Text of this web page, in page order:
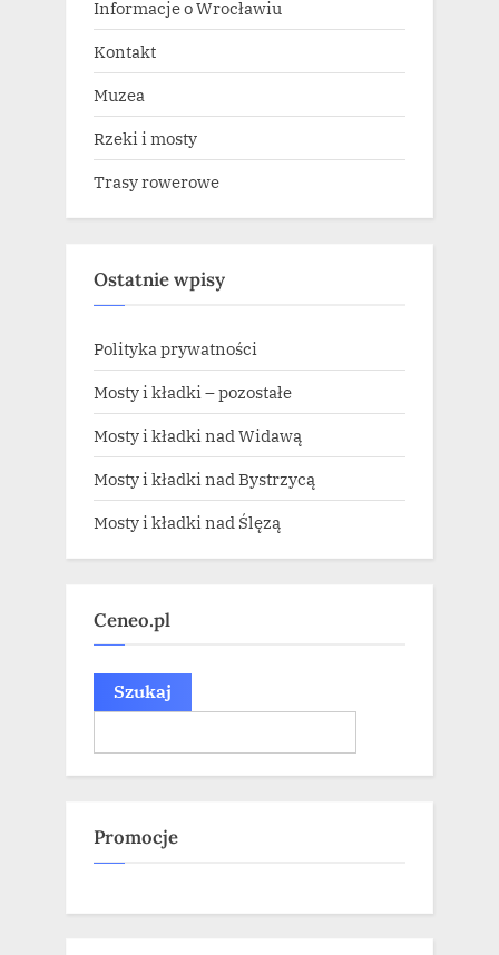
Informacje o Wrocławiu
Kontakt
Muzea
Rzeki i mosty
Trasy rowerowe
Ostatnie wpisy
Polityka prywatności
Mosty i kładki – pozostałe
Mosty i kładki nad Widawą
Mosty i kładki nad Bystrzycą
Mosty i kładki nad Ślęzą
Ceneo.pl
Szukaj
Promocje